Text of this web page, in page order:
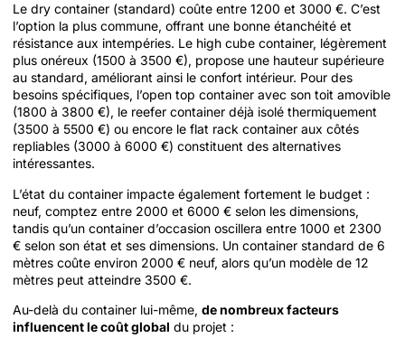
Le dry container (standard) coûte entre 1200 et 3000 €. C’est
l’option la plus commune, offrant une bonne étanchéité et
résistance aux intempéries. Le high cube container, légèrement
plus onéreux (1500 à 3500 €), propose une hauteur supérieure
au standard, améliorant ainsi le confort intérieur. Pour des
besoins spécifiques, l’open top container avec son toit amovible
(1800 à 3800 €), le reefer container déjà isolé thermiquement
(3500 à 5500 €) ou encore le flat rack container aux côtés
repliables (3000 à 6000 €) constituent des alternatives
intéressantes.
L’état du container impacte également fortement le budget :
neuf, comptez entre 2000 et 6000 € selon les dimensions,
tandis qu’un container d’occasion oscillera entre 1000 et 2300
€ selon son état et ses dimensions. Un container standard de 6
mètres coûte environ 2000 € neuf, alors qu’un modèle de 12
mètres peut atteindre 3500 €.
Au-delà du container lui-même, de nombreux facteurs
influencent le coût global du projet :